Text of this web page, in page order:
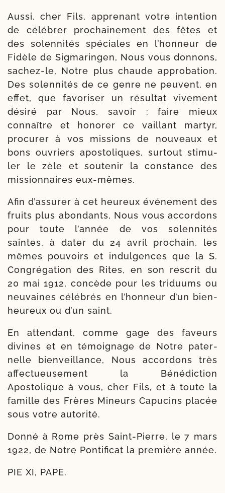
Aussi, cher Fils, appre­nant votre inten­tion
de célé­brer pro­chai­ne­ment des fêtes et
des solen­ni­tés spé­ciales en l’honneur de
Fidèle de Sigmaringen, Nous vous don­nons,
sachez-​le, Notre plus chaude appro­ba­tion.
Des solen­ni­tés de ce genre ne peuvent, en
effet, que favo­ri­ser un résul­tat vive­ment
dési­ré par Nous, savoir : faire mieux
connaître et hono­rer ce vaillant mar­tyr,
pro­cu­rer à vos mis­sions de nou­veaux et
bons ouvriers apos­to­liques, sur­tout sti­mu­
ler le zèle et sou­te­nir la constance des
mis­sion­naires eux-mêmes.
Afin d’assurer à cet heu­reux évé­ne­ment des
fruits plus abon­dants, Nous vous accor­dons
pour toute l’année de vos solen­ni­tés
saintes, à dater du 24 avril pro­chain, les
mêmes pou­voirs et indul­gences que la S.
Congrégation des Rites, en son res­crit du
20 mai 1912, concède pour les tri­duums ou
neu­vaines célé­brés en l’honneur d’un bien­
heu­reux ou d’un saint.
En atten­dant, comme gage des faveurs
divines et en témoi­gnage de Notre pater­
nelle bien­veillance, Nous accor­dons très
affec­tueu­se­ment la Bénédiction
Apostolique à vous, cher Fils, et à toute la
famille des Frères Mineurs Capucins pla­cée
sous votre autorité.
Donné à Rome près Saint-​Pierre, le 7 mars
1922, de Notre Pontificat la pre­mière année.
PIE XI, PAPE.